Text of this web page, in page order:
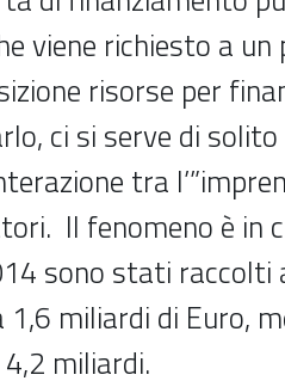
viene richiesto a
risorse per
ci si serve di
tra
Il fenomeno è in
sono stati
miliardi di Euro,
miliardi.